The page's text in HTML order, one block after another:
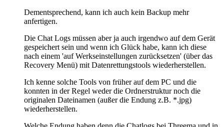
Dementsprechend, kann ich auch kein Backup mehr
anfertigen.
Die Chat Logs müssen aber ja auch irgendwo auf dem Gerät
gespeichert sein und wenn ich Glück habe, kann ich diese
nach einem 'auf Werkseinstellungen zurücksetzen' (über das
Recovery Menü) mit Datenrettungstools wiederherstellen.
Ich kenne solche Tools von früher auf dem PC und die
konnten in der Regel weder die Ordnerstruktur noch die
originalen Dateinamen (außer die Endung z.B. *.jpg)
wiederherstellen.